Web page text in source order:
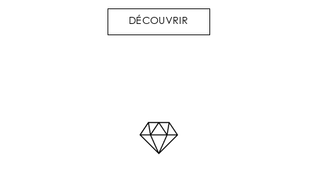
DÉCOUVRIR